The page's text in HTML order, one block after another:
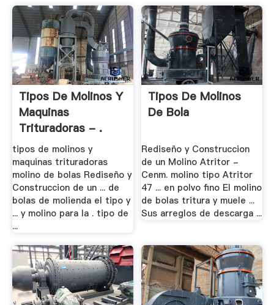
Tipos De Molinos Y
Maquinas
Trituradoras - .
tipos de molinos y
maquinas trituradoras
molino de bolas Rediseño y
Construccion de un ... de
bolas de molienda el tipo y
... y molino para la . tipo de
...
Tipos De Molinos
De Bola
Rediseño y Construccion
de un Molino Atritor -
Cenm. molino tipo Atritor
47 ... en polvo fino El molino
de bolas tritura y muele ...
Sus arreglos de descarga ...